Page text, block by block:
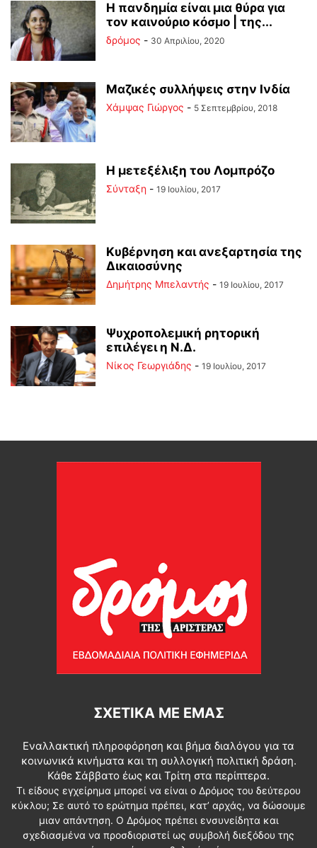
Η πανδημία είναι μια θύρα για
τον καινούριο κόσμο | της...
δρόμος - 30 Απριλίου, 2020
Μαζικές συλλήψεις στην Ινδία
Χάμψας Γιώργος - 5 Σεπτεμβρίου, 2018
Η μετεξέλιξη του Λομπρόζο
Σύνταξη - 19 Ιουλίου, 2017
Κυβέρνηση και ανεξαρτησία της
Δικαιοσύνης
Δημήτρης Μπελαντής - 19 Ιουλίου, 2017
Ψυχροπολεμική ρητορική
επιλέγει η Ν.Δ.
Νίκος Γεωργιάδης - 19 Ιουλίου, 2017
ΣΧΕΤΙΚΆ ΜΕ ΕΜΆΣ
Εναλλακτική πληροφόρηση και βήμα διαλόγου για τα
κοινωνικά κινήματα και τη συλλογική πολιτική δράση.
Κάθε Σάββατο έως και Τρίτη στα περίπτερα.
Τι είδους εγχείρημα μπορεί να είναι ο Δρόμος του δεύτερου
κύκλου; Σε αυτό το ερώτημα πρέπει, κατ’ αρχάς, να δώσουμε
μιαν απάντηση. Ο Δρόμος πρέπει ενσυνείδητα και
σχεδιασμένα να προσδιοριστεί ως συμβολή διεξόδου της